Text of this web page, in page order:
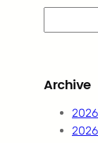
e
c
Archive